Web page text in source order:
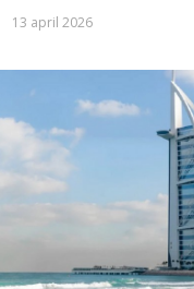
13 april 2026